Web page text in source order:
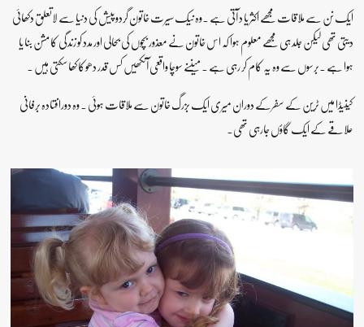
ایک نن سے ملاقات مجھے اکثر یا د آتی ہے ۔وہ نیک سیرت خاتون گردوپیش کی دنیا سے لاتعلق دکھائی
دیتی تھی لیکن جلد ہی مجھے معلوم ہوا کہ اس خاتون نے معذور بچوں کی بحالی اور مدد کو زندگی کا مشن بنا یا
ہوا ہے ۔برسوں سے وہ یہ کام کر رہی ہے ۔ میںنے سوچا واقعی آنکھیں کس قدر دھوکا کھا سکتی ہیں ۔
کینیڈا میں ٹرین کے سفرکے دوران میری ایک بزرگ خاتون سے ملاقات ہوئی ۔ وہ دورافتادہ برفانی
علاقے کے ایک گاؤں جارہی تھی۔